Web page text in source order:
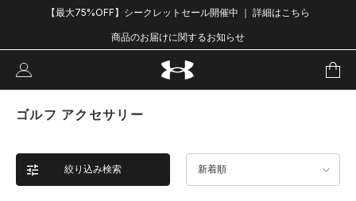
【最大75%OFF】シークレットセール開催中 ｜ 詳細はこちら
商品のお届けに関するお知らせ
ゴルフ アクセサリー
絞り込み検索 新着順